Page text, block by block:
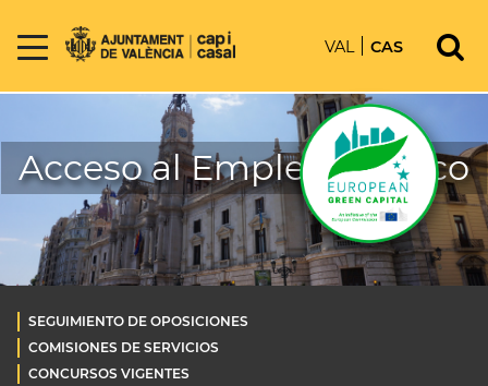
VAL CAS
Acceso al Empleo Público
SEGUIMIENTO DE OPOSICIONES
COMISIONES DE SERVICIOS
CONCURSOS VIGENTES